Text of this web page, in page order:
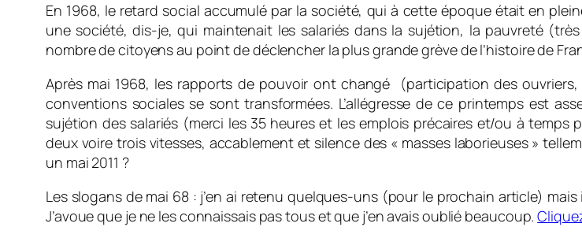
En 1968, le retard social accumulé par la société, qui à cette époque était en
une société, dis-je, qui maintenait les salariés dans la sujétion, la pauvreté
nombre de citoyens au point de déclencher la plus grande grève de l’histoire de
Après mai 1968, les rapports de pouvoir ont changé (participation des
conventions sociales se sont transformées. L’allégresse de ce printemps est
sujétion des salariés (merci les 35 heures et les emplois précaires et/ou à
deux voire trois vitesses, accablement et silence des « masses laborieuses »
un mai 2011 ?
Les slogans de mai 68 : j’en ai retenu quelques-uns (pour le prochain article)
J’avoue que je ne les connaissais pas tous et que j’en avais oublié beaucoup.